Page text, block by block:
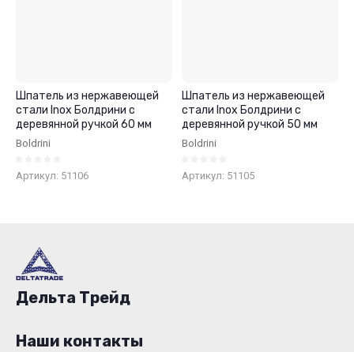
Шпатель из нержавеющей
стали Inox Болдрини с
деревянной ручкой 60 мм
Boldrini
Артикул: 51106
Шпатель из нержавеющей
стали Inox Болдрини с
деревянной ручкой 50 мм
Boldrini
Артикул: 51105
Дельта Трейд
Наши контакты